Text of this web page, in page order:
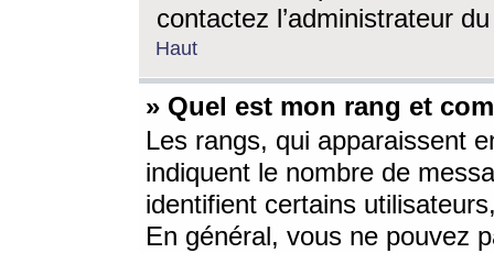
contactez l’administrateur
Haut
» Quel est mon rang et
Les rangs, qui apparaissent
indiquent le nombre de
identifient certains
En général, vous ne pouvez